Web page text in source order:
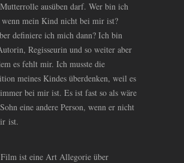
ausüben darf. Wer bin ich
wenn mein Kind nicht bei mir ist?
definiere ich mich dann? Ich bin
Regisseurin und so weiter aber
es fehlt mir. Ich musste die
meines Kindes überdenken, weil es
bei mir ist. Es ist fast so als wäre
eine andere Person, wenn er nicht
ist.
ist eine Art Allegorie über